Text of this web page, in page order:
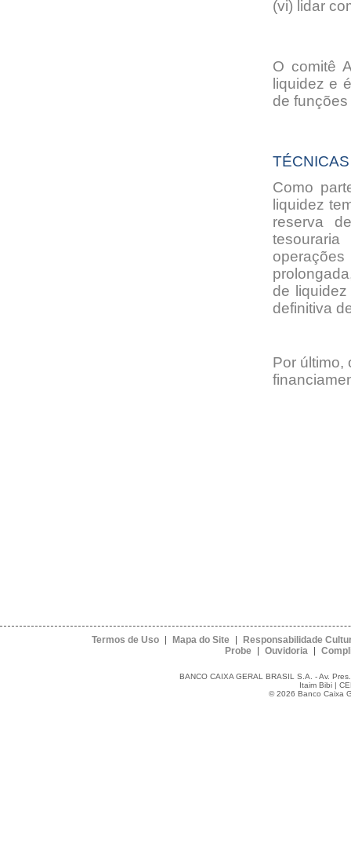
(vi) lidar
O comitê
liquidez e
de
Como
liquidez
reserva
de
definitiva
Por último,
Termos de Uso Mapa do Site
Responsabilidade
Probe
Ouvidoria
BANCO CAIXA GERAL BRASIL S.A. - Av.
Itaim Bibi |
© 2026 Banco Caixa